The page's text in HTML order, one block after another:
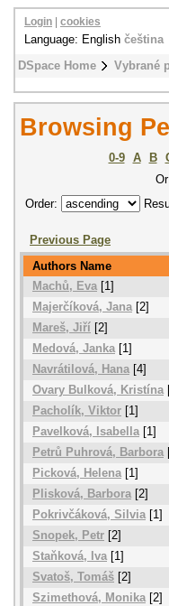
DSpace Home Vybrané
Login cookies
Language: English čeština
Browsing
0-9 A B
Order:
Previous Page
Authors Name
Machů, Eva [1]
Majerčíková, Jana[2]
Mareš, Jiří [2]
Medová, Janka[1]
Navrátilová, Hana [4]
Ovary Bulková, Kristína
Pacholík, Viktor [1]
Pavelková, Isabella[1]
Petrů Puhrová, Barbora
Picková, Helena[1]
Plisková, Barbora [2]
Pokrivčáková, Silvia[1]
Snopek, Petr [2]
Staňková, Iva[1]
Svatoš, Tomáš [2]
Szimethová, Monika[2]